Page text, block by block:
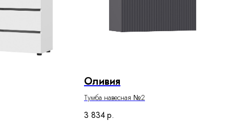
Оливия
Тумба навесная №2
3 834р.